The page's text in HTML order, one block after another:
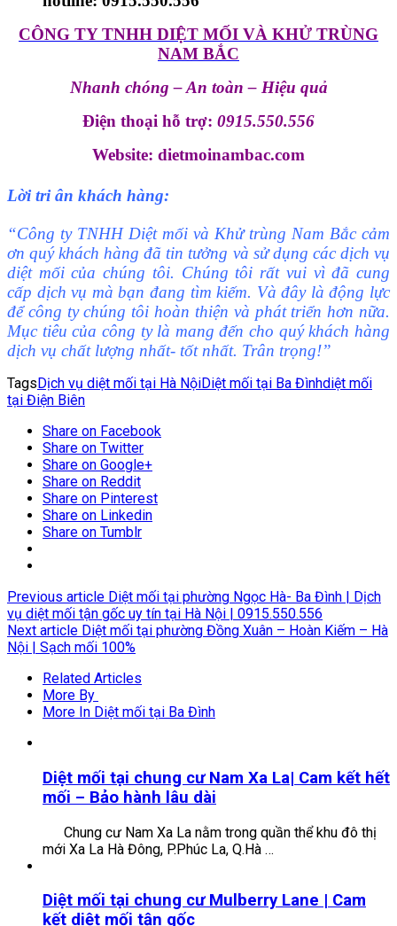
CÔNG TY TNHH DIỆT MỐI VÀ KHỬ TRÙNG
NAM BẮC
Nhanh chóng – An toàn – Hiệu quả
Điện thoại hỗ trợ: 0915.550.556
Website: dietmoinambac.com
Lời tri ân khách hàng:
“Công ty TNHH Diệt mối và Khử trùng Nam Bắc cảm
ơn quý khách hàng đã tin tưởng và sử dụng các dịch vụ
diệt mối của chúng tôi. Chúng tôi rất vui vì đã cung
cấp dịch vụ mà bạn đang tìm kiếm. Và đây là động lực
để công ty chúng tôi hoàn thiện và phát triển hơn nữa.
Mục tiêu của công ty là mang đến cho quý khách hàng
dịch vụ chấtlượng nhất- tốt nhất. Trân trọng!”
Tags Dịch vụ diệt mối tại Hà NộiDiệt mối tại Ba Đìnhdiệt mối
tại Điện Biên
Share on Facebook
Share on Twitter
Share on Google+
Share on Reddit
Share on Pinterest
Share on Linkedin
Share on Tumblr
Previous article Diệt mối tại phường Ngọc Hà- Ba Đình | Dịch
vụ diệt mối tận gốc uy tín tại Hà Nội | 0915.550.556
Next article Diệt mối tại phường Đồng Xuân – Hoàn Kiếm – Hà
Nội | Sạch mối 100%
Related Articles
More By
More In Diệt mối tại Ba Đình
Diệt mối tại chung cư Nam Xa La| Cam kết hết
mối – Bảo hành lâu dài
Chung cư Nam Xa La nằm trong quần thể khu đô thị
mới Xa La Hà Đông, P.Phúc La, Q.Hà …
Diệt mối tại chung cư Mulberry Lane | Cam
kết diệt mối tận gốc